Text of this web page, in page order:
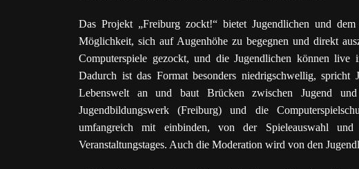
Das Projekt „Freiburg zockt!“ bietet Jugendlichen und
Möglichkeit, sich auf Augenhöhe zu begegnen und direkt
Computerspiele gezockt, und die Jugendlichen können live
Dadurch ist das Format besonders niedrigschwellig,
Lebenswelt an und baut Brücken zwischen Jugend
Jugendbildungswerk (Freiburg) und die
umfangreich mit einbinden, von der Spieleauswahl
Veranstaltungstages. Auch die Moderation wird von den